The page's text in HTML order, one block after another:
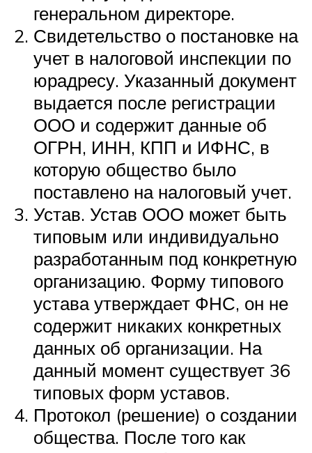
генеральном директоре.
Свидетельство о постановке на
учет в налоговой инспекции по
юрадресу. Указанный документ
выдается после регистрации
ООО и содержит данные об
ОГРН, ИНН, КПП и ИФНС, в
которую общество было
поставлено на налоговый учет.
Устав. Устав ООО может быть
типовым или индивидуально
разработанным под конкретную
организацию. Форму типового
устава утверждает ФНС, он не
содержит никаких конкретных
данных об организации. На
данный момент существует 36
типовых форм уставов.
Протокол (решение) о создании
общества. После того как